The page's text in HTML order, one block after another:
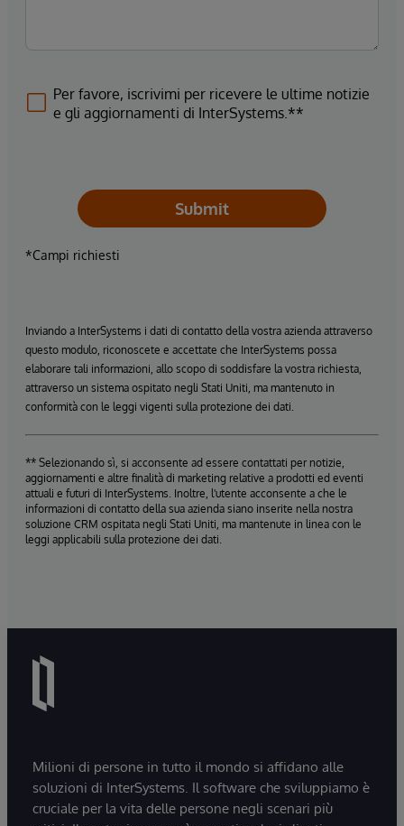
Per favore, iscrivimi per ricevere le ultime notizie
e gli aggiornamenti di InterSystems.**
Submit
*Campi richiesti
Inviando a InterSystems i dati di contatto della vostra azienda attraverso
questo modulo, riconoscete e accettate che InterSystems possa
elaborare tali informazioni, allo scopo di soddisfare la vostra richiesta,
attraverso un sistema ospitato negli Stati Uniti, ma mantenuto in
conformità con le leggi vigenti sulla protezione dei dati.
** Selezionando sì, si acconsente ad essere contattati per notizie,
aggiornamenti e altre finalità di marketing relative a prodotti ed eventi
attuali e futuri di InterSystems. Inoltre, l'utente acconsente a che le
informazioni di contatto della sua azienda siano inserite nella nostra
soluzione CRM ospitata negli Stati Uniti, ma mantenute in linea con le
leggi applicabili sulla protezione dei dati.
Milioni di persone in tutto il mondo si affidano alle
soluzioni di InterSystems. Il software che sviluppiamo è
cruciale per la vita delle persone negli scenari più